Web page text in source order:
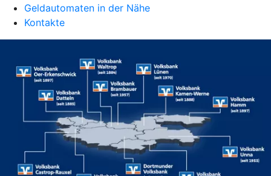
Geldautomaten in der Nähe
Kontakte